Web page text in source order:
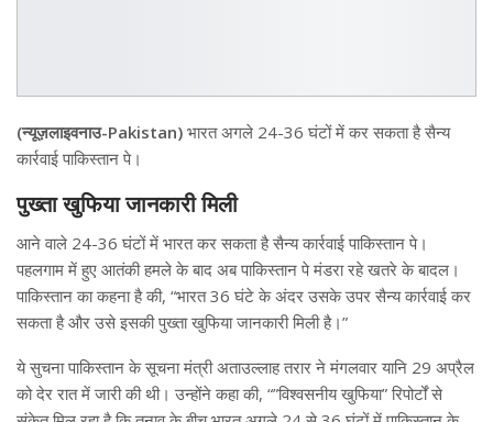
(न्यूज़लाइवनाउ-Pakistan) भारत अगले 24-36 घंटों में कर सकता है सैन्य
कार्रवाई पाकिस्तान पे।
पुख्ता खुफिया जानकारी मिली
आने वाले 24-36 घंटों में भारत कर सकता है सैन्य कार्रवाई पाकिस्तान पे।
पहलगाम में हुए आतंकी हमले के बाद अब पाकिस्तान पे मंडरा रहे खतरे के बादल।
पाकिस्तान का कहना है की, “भारत 36 घंटे के अंदर उसके उपर सैन्य कार्रवाई कर
सकता है और उसे इसकी पुख्ता खुफिया जानकारी मिली है।”
ये सुचना पाकिस्तान के सूचना मंत्री अताउल्लाह तरार ने मंगलवार यानि 29 अप्रैल
को देर रात में जारी की थी। उन्होंने कहा की, “”विश्वसनीय खुफिया” रिपोर्टों से